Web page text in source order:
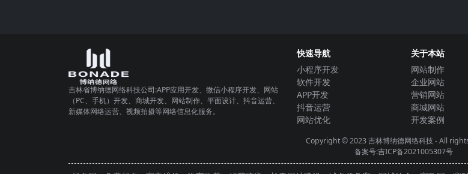
吉林省博纳德网络科技公司:APP应用开发、微信小程序开发、网站
（PC、手机）开发、商城开发、网站制作、平面设计、抖音运营、
新媒体网络运营、视频拍摄等网络信息化服务。
快速导航
小程序开发
软件开发
APP开发
抖音运营
网站优化
关于本站
网站制作
企业网站
营销网站
商城网站
开发案例
Copyright © 2023吉林博纳德网络科技- All
备案号:吉ICP备2021005307号